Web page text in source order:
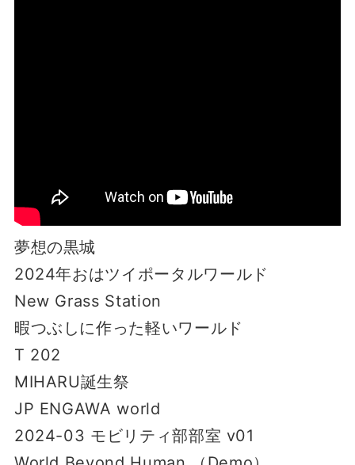
夢想の黒城
2024年おはツイポータルワールド
New Grass Station
暇つぶしに作った軽いワールド
T 202
MIHARU誕生祭
JP ENGAWA world
2024-03 モビリティ部部室 v01